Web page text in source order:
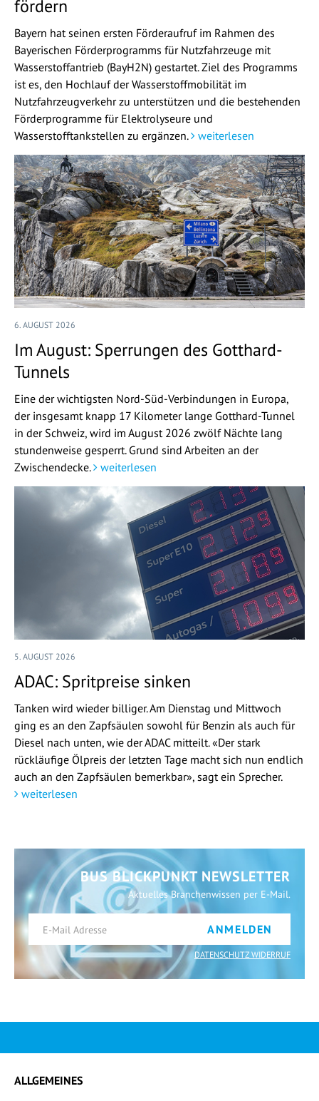
fördern
Bayern hat seinen ersten Förderaufruf im Rahmen des
Bayerischen Förderprogramms für Nutzfahrzeuge mit
Wasserstoffantrieb (BayH2N) gestartet. Ziel des Programms
ist es, den Hochlauf der Wasserstoffmobilität im
Nutzfahrzeugverkehr zu unterstützen und die bestehenden
Förderprogramme für Elektrolyseure und
Wasserstofftankstellen zu ergänzen.
weiterlesen
6. AUGUST 2026
Im August: Sperrungen des Gotthard-
Tunnels
Eine der wichtigsten Nord-Süd-Verbindungen in Europa,
der insgesamt knapp 17 Kilometer lange Gotthard-Tunnel
in der Schweiz, wird im August 2026 zwölf Nächte lang
stundenweise gesperrt. Grund sind Arbeiten an der
Zwischendecke.
weiterlesen
5. AUGUST 2026
ADAC: Spritpreise sinken
Tanken wird wieder billiger. Am Dienstag und Mittwoch
ging es an den Zapfsäulen sowohl für Benzin als auch für
Diesel nach unten, wie der ADAC mitteilt. «Der stark
rückläufige Ölpreis der letzten Tage macht sich nun endlich
auch an den Zapfsäulen bemerkbar», sagt ein Sprecher.
weiterlesen
BUS BLICKPUNKT NEWSLETTER
Aktuelles Branchenwissen per E-Mail.
ANMELDEN
DATENSCHUTZ WIDERRUF
ALLGEMEINES